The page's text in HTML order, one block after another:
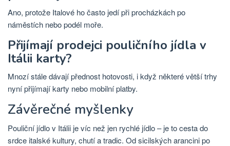
Ano, protože Italové ho často jedí při procházkách po
náměstích nebo podél moře.
Přijímají prodejci pouličního jídla v
Itálii karty?
Mnozí stále dávají přednost hotovosti, i když některé větší trhy
nyní přijímají karty nebo mobilní platby.
Závěrečné myšlenky
Pouliční jídlo v Itálii je víc než jen rychlé jídlo – je to cesta do
srdce italské kultury, chutí a tradic. Od sicilských arancini po